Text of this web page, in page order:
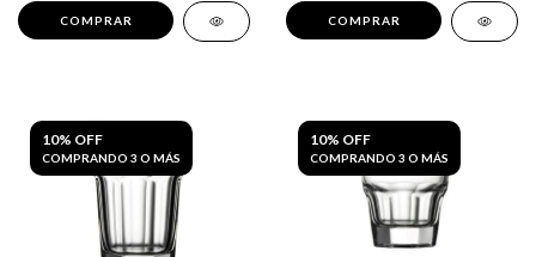
10% OFF
COMPRANDO 3 O MÁS
10% OFF
COMPRANDO 3 O MÁS